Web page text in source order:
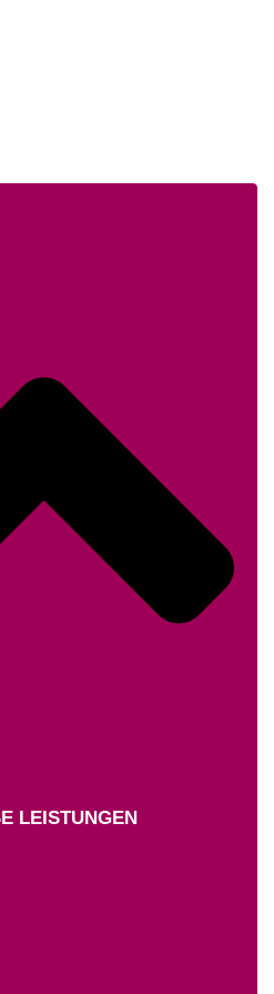
LEISTUNGEN